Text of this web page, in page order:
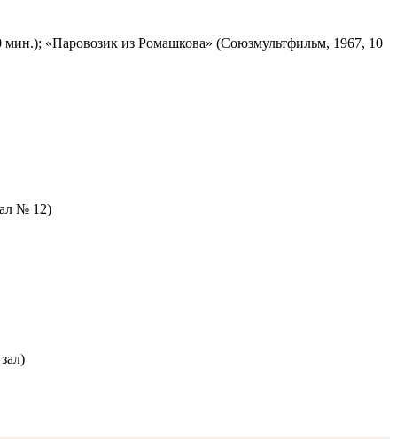
«Паровозик из Ромашкова» (Союзмультфильм, 1967, 10
№ 12)